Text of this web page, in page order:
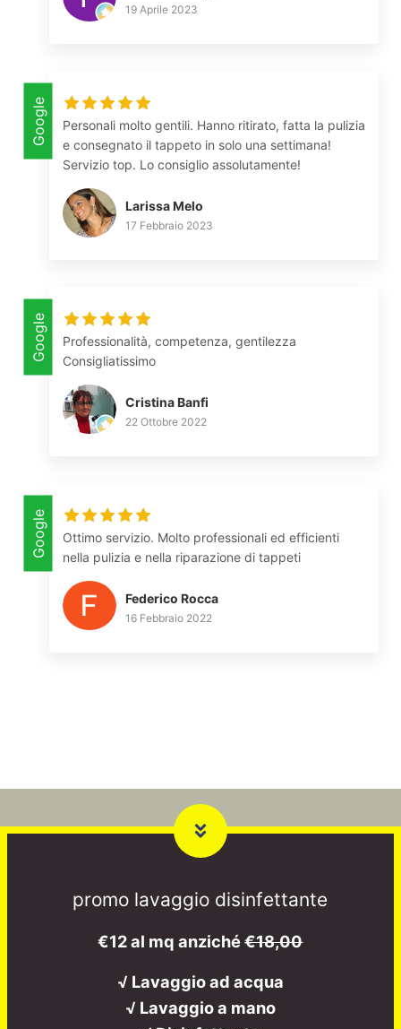
19 Aprile 2023
Google
Personali molto gentili. Hanno ritirato, fatta la pulizia
e consegnato il tappeto in solo una settimana!
Servizio top. Lo consiglio assolutamente!
Larissa Melo
17 Febbraio 2023
Google
Professionalità, competenza, gentilezza
Consigliatissimo
Cristina Banfi
22 Ottobre 2022
Google
Ottimo servizio. Molto professionali ed efficienti
nella pulizia e nella riparazione di tappeti
Federico Rocca
16 Febbraio 2022
promo lavaggio disinfettante
€12 al mq anziché€18,00
√ Lavaggio ad acqua
√ Lavaggio a mano